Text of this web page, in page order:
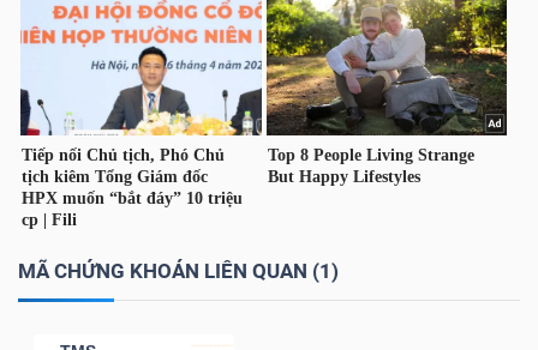
MÃ CHỨNG KHOÁN LIÊN QUAN (1)